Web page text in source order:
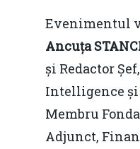
Evenimentul
Ancuța
și Redactor
Intelligence și
Membru
Adjunct,